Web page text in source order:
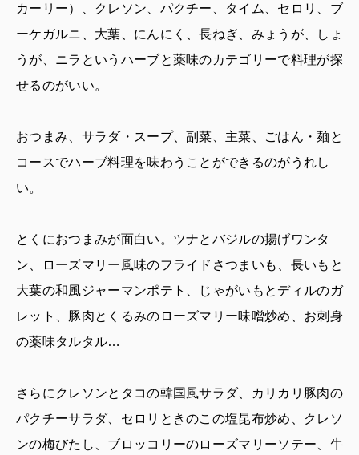
カーリー）、クレソン、パクチー、タイム、セロリ、ブ
ーケガルニ、大葉、にんにく、長ねぎ、みょうが、しょ
うが、ニラというハーブと薬味のカテゴリーで料理が探
せるのがいい。
おつまみ、サラダ・スープ、副菜、主菜、ごはん・麺と
コースでハーブ料理を味わうことができるのがうれし
い。
とくにおつまみが面白い。ツナとバジルの揚げワンタ
ン、ローズマリー風味のフライドさつまいも、長いもと
大葉の和風ジャーマンポテト、じゃがいもとディルのガ
レット、豚肉とくるみのローズマリー味噌炒め、お刺身
の薬味タルタル…
さらにクレソンとタコの韓国風サラダ、カリカリ豚肉の
パクチーサラダ、セロリときのこの塩昆布炒め、クレソ
ンの梅びたし、ブロッコリーのローズマリーソテー、牛